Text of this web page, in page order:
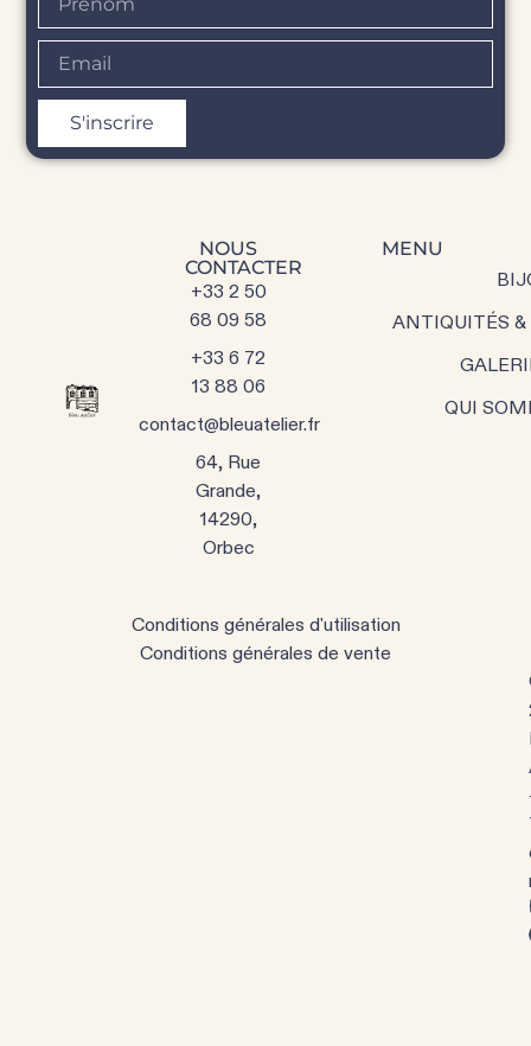
S'inscrire
NOUS
CONTACTER
+33 2 50
68 09 58
+33 6 72
13 88 06
contact@bleuatelier.fr
64, Rue
Grande,
14290,
Orbec
MENU
ANTIQUITÉS
QUI
Conditions générales d'utilisation
Conditions générales de vente